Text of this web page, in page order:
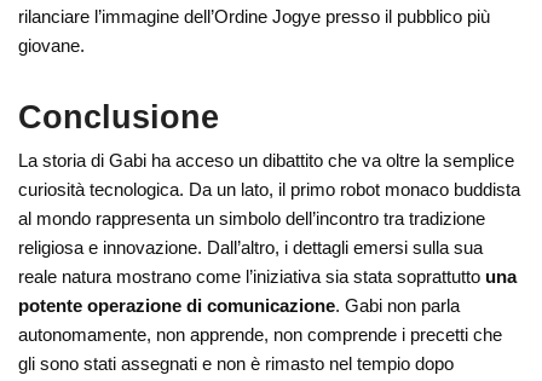
rilanciare l’immagine dell’Ordine Jogye presso il pubblico più
giovane.
Conclusione
La storia di Gabi ha acceso un dibattito che va oltre la semplice
curiosità tecnologica. Da un lato, il primo robot monaco buddista
al mondo rappresenta un simbolo dell’incontro tra tradizione
religiosa e innovazione. Dall’altro, i dettagli emersi sulla sua
reale natura mostrano come l’iniziativa sia stata soprattutto una
potente operazione di comunicazione. Gabi non parla
autonomamente, non apprende, non comprende i precetti che
gli sono stati assegnati e non è rimasto nel tempio dopo